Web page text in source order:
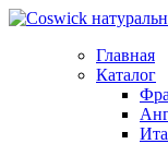
Главная
Каталог